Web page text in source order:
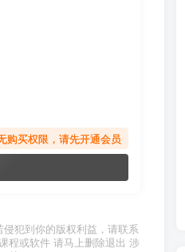
购买权限，请先开通会员
犯到你的版权利益，请联系
程或软件 请马上删除退出 涉